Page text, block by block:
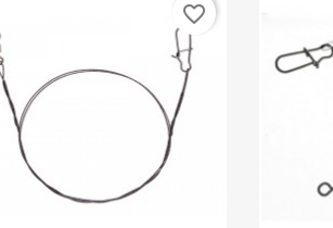
favorite_border